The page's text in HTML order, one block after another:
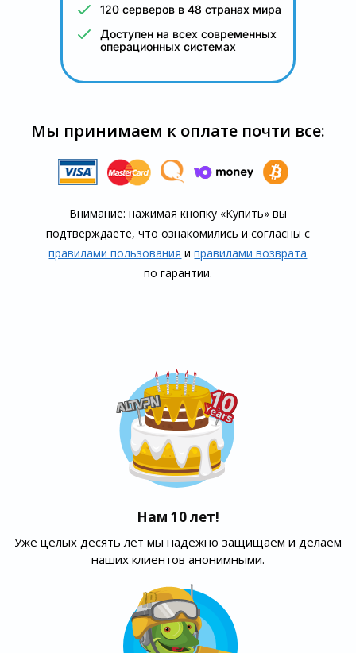
120 серверов в 48 странах мира
Доступен на всех современных
операционных системах
Мы принимаем к оплате почти все:
Внимание: нажимая кнопку «Купить» вы
подтверждаете, что озна­комились и согласны с
правилами пользования иправилами воз­врата
по гарантии.
Нам 10 лет!
Уже целых десять лет мы надежно защищаем и делаем
наших клиентов анонимными.